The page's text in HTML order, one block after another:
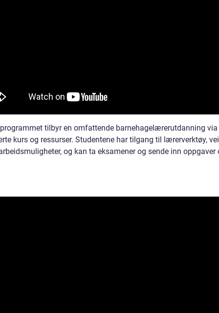
tilbyr en omfattende barnehagelærerutdanning via
kurs og ressurser. Studentene har tilgang til lærerverktøy,
og kan ta eksamener og sende inn oppgaver